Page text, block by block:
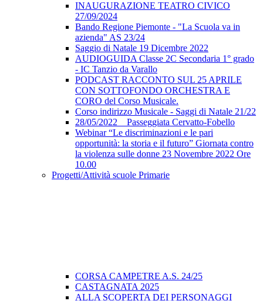
INAUGURAZIONE TEATRO CIVICO
27/09/2024
Bando Regione Piemonte - "La Scuola va in
azienda" AS 23/24
Saggio di Natale 19 Dicembre 2022
AUDIOGUIDA Classe 2C Secondaria 1° grado
- IC Tanzio da Varallo
PODCAST RACCONTO SUL 25 APRILE
CON SOTTOFONDO ORCHESTRA E
CORO del Corso Musicale.
Corso indirizzo Musicale - Saggi di Natale 21/22
28/05/2022 _ Passeggiata Cervatto-Fobello
Webinar “Le discriminazioni e le pari
opportunità: la storia e il futuro” Giornata contro
la violenza sulle donne 23 Novembre 2022 Ore
10.00
Progetti/Attività scuole Primarie
CORSA CAMPETRE A.S. 24/25
CASTAGNATA 2025
ALLA SCOPERTA DEI PERSONAGGI